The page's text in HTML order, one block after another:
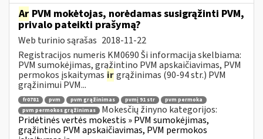
Ar PVM mokėtojas, norėdamas susigrąžinti PVM,
privalo pateikti prašymą?
Web turinio sąrašas 2018-11-22
Registracijos numeris KM0690 Ši informacija skelbiama:
PVM sumokėjimas, grąžintino PVM apskaičiavimas, PVM
permokos įskaitymas irgrąžinimas (90-94 str.) PVM
grąžinimui PVM...
fr0781 pvm pvm grąžinimas pvmį 91 str
pvm permoka
pvm permokos grąžinimas
Mokesčių žinyno kategorijos:
Pridėtinės vertės mokestis » PVM sumokėjimas,
grąžintino PVM apskaičiavimas, PVM permokos